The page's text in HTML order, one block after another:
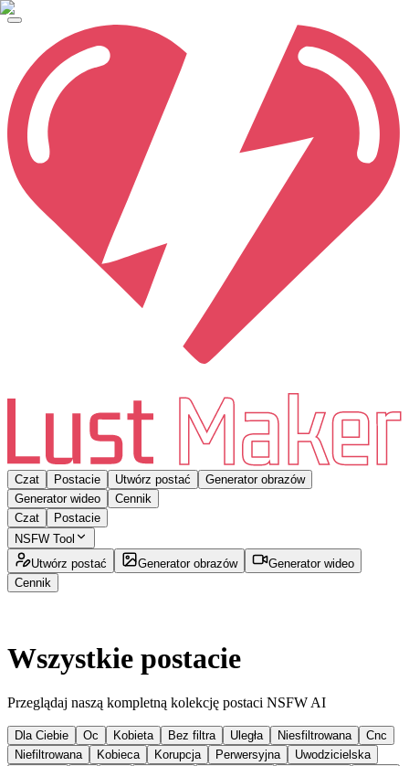
Czat Postacie Utwórz postać
Generator obrazów
Generator wideo
Cennik
Czat
Postacie
NSFW Tool
Utwórz postać
Generator obrazów
Generator wideo
Cennik
Wszystkie postacie
Przeglądaj naszą kompletną kolekcję postaci NSFW AI
Dla Ciebie Oc Kobieta Bez filtra Uległa Niesfiltrowana
Cnc
Niefiltrowana
Kobieca Korupcja Perwersyjna
Uwodzicielska